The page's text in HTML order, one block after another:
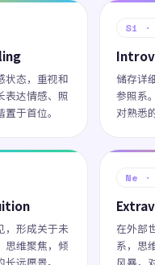
状态，重视和
表达情感、照
于首位。
Si ·
储存详
参照系
对熟悉
，形成关于未
思维聚焦，倾
Ne ·
在外部
系，思